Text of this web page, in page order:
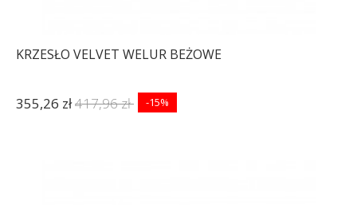
KRZESŁO VELVET WELUR BEŻOWE
355,26 zł417,96 zł -15%